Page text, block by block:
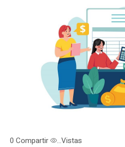
0 Compartir ...Vistas